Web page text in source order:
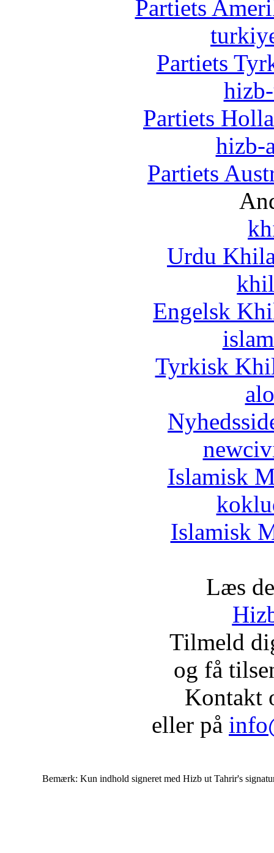
Partiets
Partiets
Partiets
hizb-
Partiets
Urdu
Engelsk
Tyrkisk
Islamisk
Islamisk
Læs
Tilmeld
og få
Kontakt
eller på
Bemærk: Kun indhold signeret med Hizb ut Tahrir's